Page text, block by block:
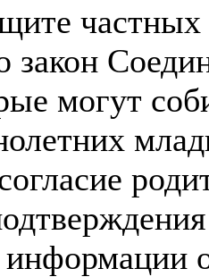
частных
закон
могут